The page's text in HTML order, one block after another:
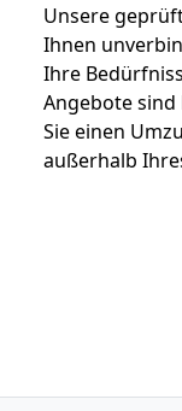
Unsere
Ihnen
Ihre
Angebote
Sie einen
außerhalb